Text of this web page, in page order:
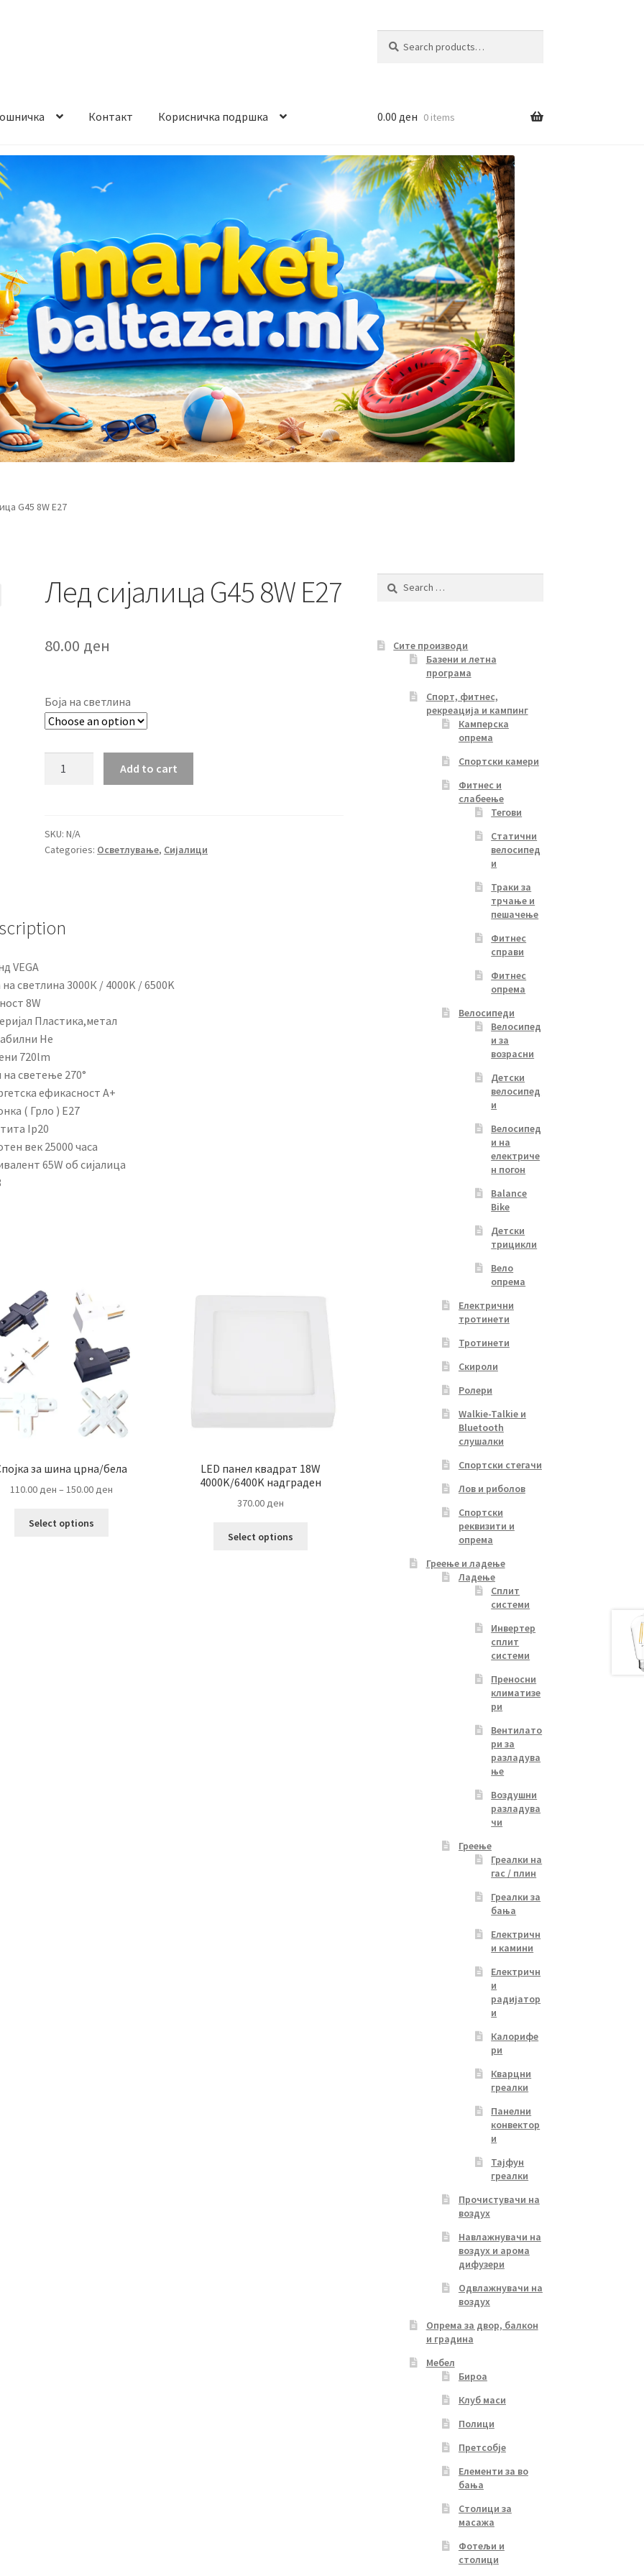
for:
Контакт Корисничка подршка
и начин на плаќање
на производ Услови за користење
0.00 ден 0 items
G45 8W E27
Лед сијалица G45 8W E27
80.00 ден
Боја на светлина
E27
quantity
Add to cart
SKU:N/A
Categories: Осветлување, Сијалици
VEGA
на светлина 3000К / 4000K / 6500K
8W
Пластика,метал
Не
720lm
на светење 270°
ефикасност А+
( Грло ) E27
Ip20
век 25000 часа
65W об сијалица
за шина црна/бела
110.00ден – 150.00денPrice
Select options
LED панел квадрат 18W
4000K/6400K надграден
370.00ден
Select options
Search
Сите производи
Базени и летна
програма
Спорт, фитнес,
рекреација и кампинг
Камперска
опрема
Спортски камери
Фитнес и
слабеење
Тегови
Статични
велосипед
и
Траки за
трчање и
пешачење
Фитнес
справи
Фитнес
опрема
Велосипеди
Велосипед
и за
возрасни
Детски
велосипед
и
Велосипед
и на
електриче
н погон
Balance
Bike
Детски
трицикли
Вело
опрема
Електрични
тротинети
Тротинети
Скироли
Ролери
Walkie-Talkie и
Bluetooth
слушалки
Спортски стегачи
Лов и риболов
Спортски
реквизити и
опрема
Греење и ладење
Ладење
Сплит
системи
Инвертер
сплит
системи
Преносни
климатизе
ри
Вентилато
ри за
разладува
ње
Воздушни
разладува
чи
Греење
Греалки на
гас / плин
Греалки за
бања
Електричн
и камини
Електричн
и
радијатор
и
Калорифе
ри
Кварцни
греалки
Панелни
конвектор
и
Тајфун
греалки
Прочистувачи на
воздух
Навлажнувачи на
воздух и арома
дифузери
Одвлажнувачи на
воздух
Опрема за двор, балкон
и градина
Мебел
Бироа
Клуб маси
Полици
Претсобје
Елементи за во
бања
Столици за
масажа
Фотељи и
столици